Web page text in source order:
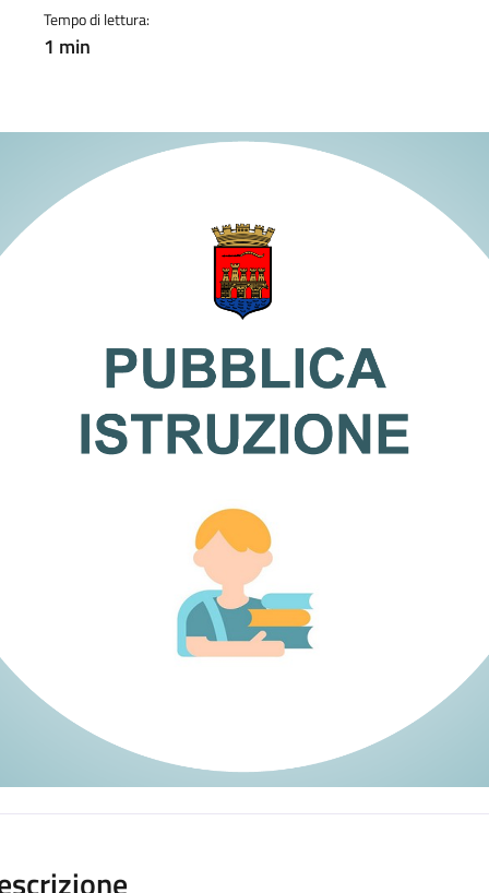
Tempo di lettura:
1 min